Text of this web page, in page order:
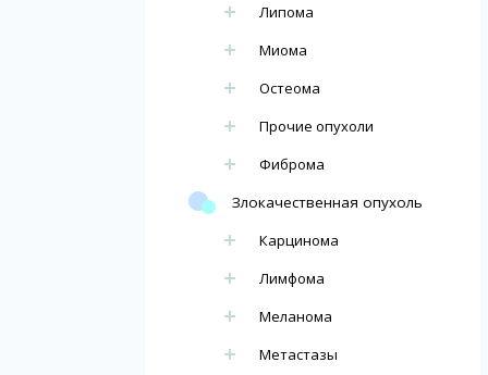
Липома
Миома
Остеома
Прочие опухоли
Фиброма
Злокачественная опухоль
Карцинома
Лимфома
Меланома
Метастазы